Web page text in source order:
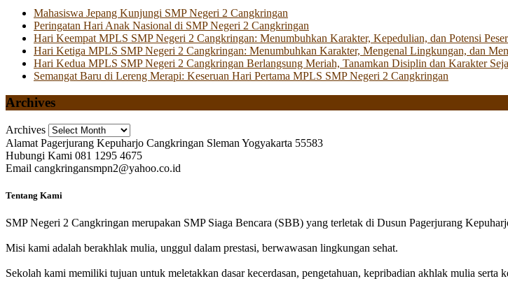
Mahasiswa Jepang Kunjungi SMP Negeri 2 Cangkringan
Peringatan Hari Anak Nasional di SMP Negeri 2 Cangkringan
Hari Keempat MPLS SMP Negeri 2 Cangkringan: Menumbuhkan Karakter, Kepedulian, dan Potensi
Hari Ketiga MPLS SMP Negeri 2 Cangkringan: Menumbuhkan Karakter, Mengenal Lingkungan, dan
Hari Kedua MPLS SMP Negeri 2 Cangkringan Berlangsung Meriah, Tanamkan Disiplin dan Karakter
Semangat Baru di Lereng Merapi: Keseruan Hari Pertama MPLS SMP Negeri 2 Cangkringan
Archives
Archives
Alamat Pagerjurang Kepuharjo Cangkringan Sleman Yogyakarta 55583
Hubungi Kami 081 1295 4675
Email cangkringansmpn2@yahoo.co.id
Tentang Kami
SMP Negeri 2 Cangkringan merupakan SMP Siaga Bencara (SBB) yang terletak di Dusun Pagerjurang
Misi kami adalah berakhlak mulia, unggul dalam prestasi, berwawasan lingkungan sehat.
Sekolah kami memiliki tujuan untuk meletakkan dasar kecerdasan, pengetahuan, kepribadian akhlak mulia